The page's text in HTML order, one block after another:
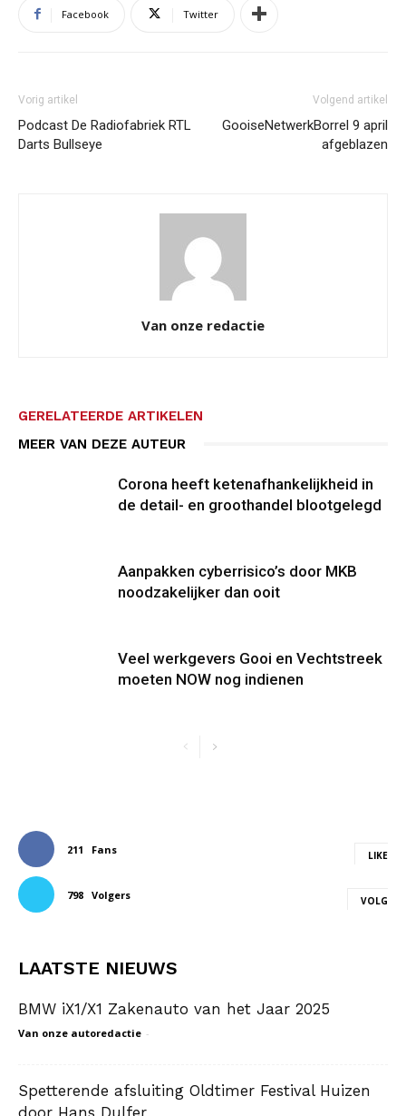
Facebook Twitter
Vorig artikel
Podcast De Radiofabriek RTL
Darts Bullseye
Volgend artikel
GooiseNetwerkBorrel 9 april
afgeblazen
Van onze redactie
GERELATEERDE ARTIKELEN
MEER VAN DEZE AUTEUR
Corona heeft ketenafhankelijkheid in
de detail- en groothandel blootgelegd
Aanpakken cyberrisico’s door MKB
noodzakelijker dan ooit
Veel werkgevers Gooi en Vechtstreek
moeten NOW nog indienen
211 Fans LIKE
798 Volgers VOLG
LAATSTE NIEUWS
BMW iX1/X1 Zakenauto van het Jaar 2025
Van onze autoredactie -
Spetterende afsluiting Oldtimer Festival Huizen
door Hans Dulfer